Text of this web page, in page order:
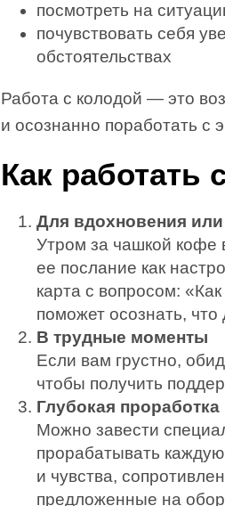
посмотреть на
почувствовать себя
обстоятельствах
Работа с колодой — это
и осознанно поработать с
Как работать
Для вдохновения
Утром за чашкой кофе
ее послание как
карта с вопросом:
поможет осознать,
В трудные моменты
Если вам грустно,
чтобы получить
Глубокая проработка
Можно завести
прорабатывать
и чувства,
предложенные на